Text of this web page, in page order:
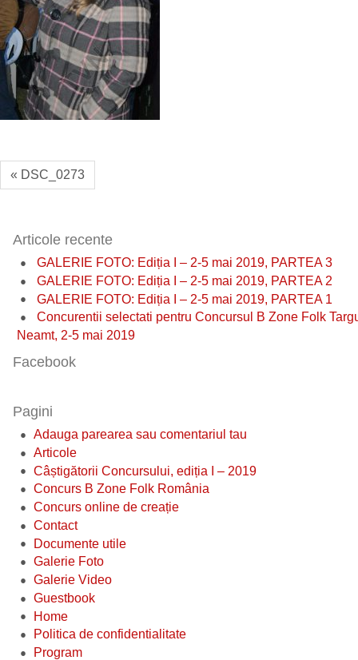
« DSC_0273
Articole recente
GALERIE FOTO: Ediția I – 2-5 mai 2019, PARTEA 3
GALERIE FOTO: Ediția I – 2-5 mai 2019, PARTEA 2
GALERIE FOTO: Ediția I – 2-5 mai 2019, PARTEA 1
Concurentii selectati pentru Concursul B Zone Folk
Neamt, 2-5 mai 2019
Facebook
Pagini
Adauga parearea sau comentariul tau
Articole
Câștigătorii Concursului, ediția I – 2019
Concurs B Zone Folk România
Concurs online de creație
Contact
Documente utile
Galerie Foto
Galerie Video
Guestbook
Home
Politica de confidentialitate
Program